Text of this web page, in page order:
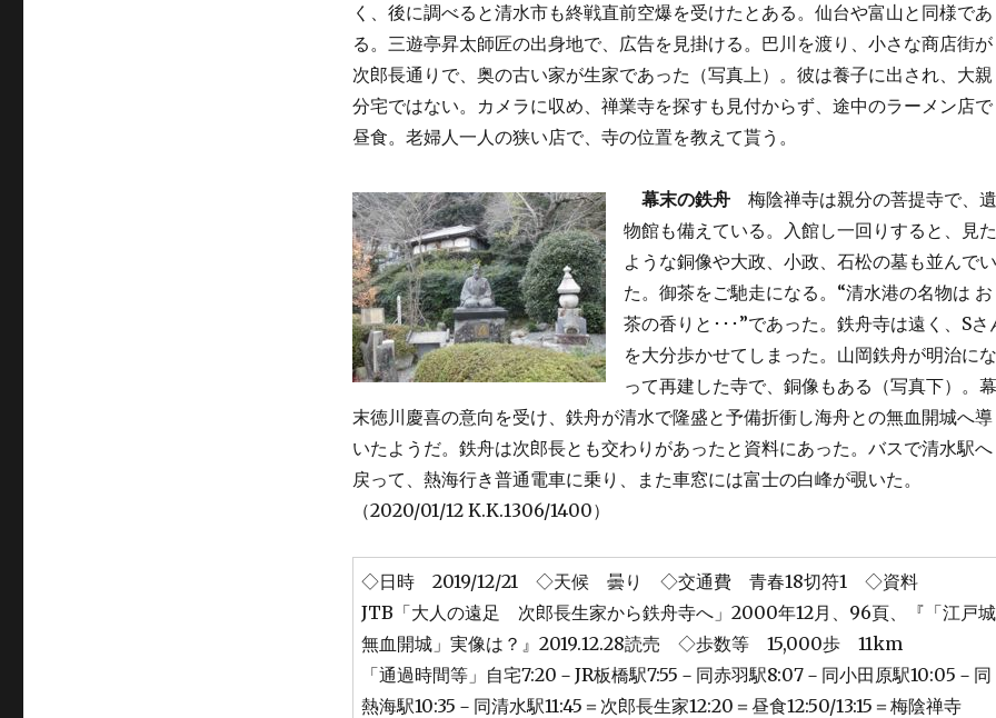
く、後に調べると清水市も終戦直前空爆を受けたとある。仙台や富山と同様であ
る。三遊亭昇太師匠の出身地で、広告を見掛ける。巴川を渡り、小さな商店街が
次郎長通りで、奥の古い家が生家であった（写真上）。彼は養子に出され、大親
分宅ではない。カメラに収め、禅業寺を探すも見付からず、途中のラーメン店で
昼食。老婦人一人の狭い店で、寺の位置を教えて貰う。
幕末の鉄舟梅陰禅寺は親分の菩提寺で、遺
物館も備えている。入館し一回りすると、見た
ような銅像や大政、小政、石松の墓も並んでい
た。御茶をご馳走になる。“清水港の名物は お
茶の香りと･･･”であった。鉄舟寺は遠く、Sさ
を大分歩かせてしまった。山岡鉄舟が明治にな
って再建した寺で、銅像もある（写真下）。幕
末徳川慶喜の意向を受け、鉄舟が清水で隆盛と予備折衝し海舟との無血開城へ導
いたようだ。鉄舟は次郎長とも交わりがあったと資料にあった。バスで清水駅へ
戻って、熱海行き普通電車に乗り、また車窓には富士の白峰が覗いた。
（2020/01/12 K.K.1306/1400）
◇日時 2019/12/21 ◇天候 曇り ◇交通費 青春18切符1 ◇資料
JTB「大人の遠足 次郎長生家から鉄舟寺へ」2000年12月、96頁、『「江戸城
無血開城」実像は？』2019.12.28読売 ◇歩数等 15,000歩 11km
「通過時間等」自宅7:20－JR板橋駅7:55－同赤羽駅8:07－同小田原駅10:05－同
熱海駅10:35－同清水駅11:45＝次郎長生家12:20＝昼食12:50/13:15＝梅陰禅寺